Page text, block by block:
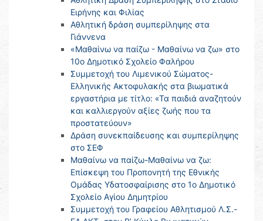
Ειρήνης και Φιλίας
Αθλητική δράση συμπερίληψης στα
Γιάννενα
«Μαθαίνω να παίζω - Μαθαίνω να ζω» στο
10ο Δημοτικό Σχολείο Φαλήρου
Συμμετοχή του Λιμενικού Σώματος-
Ελληνικής Ακτοφυλακής στα βιωματικά
εργαστήρια με τίτλο: «Τα παιδιά αναζητούν
και καλλιεργούν αξίες ζωής που τα
προστατεύουν»
Δράση συνεκπαίδευσης και συμπερίληψης
στο ΣΕΦ
Μαθαίνω να παίζω-Μαθαίνω να ζω:
Επίσκεψη του Προπονητή της Εθνικής
Ομάδας Υδατοσφαίρισης στο 1ο Δημοτικό
Σχολείο Αγίου Δημητρίου
Συμμετοχή του Γραφείου Αθλητισμού Λ.Σ.-